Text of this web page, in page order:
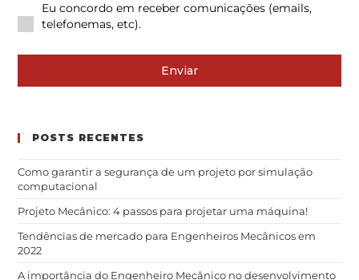
Eu concordo em receber comunicações (emails,
telefonemas, etc).
Enviar
POSTS RECENTES
Como garantir a segurança de um projeto por simulação
computacional
Projeto Mecânico: 4 passos para projetar uma máquina!
Tendências de mercado para Engenheiros Mecânicos em
2022
A importância do Engenheiro Mecânico no desenvolvimento